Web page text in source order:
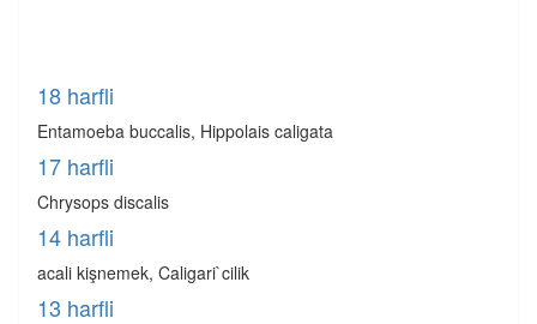
18 harfli
Entamoeba buccalis, Hippolais caligata
17 harfli
Chrysops discalis
14 harfli
acali kişnemek, Caligari`cilik
13 harfli